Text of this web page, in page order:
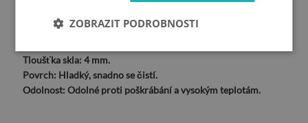
Rozměry: 80x52 cm, 2 kusy 40x52 cm.
Tloušťka skla: 4 mm.
Povrch: Hladký, snadno se čistí.
Odolnost: Odolné proti poškrábání a vysokým teplotám.
ZOBRAZIT PODROBNOSTI